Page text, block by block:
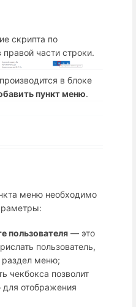
скрипта по
части строки.
в блоке
пункт меню.
меню необходимо
пользователя — это
пользователь,
раздел меню;
чекбокса позволит
отображения